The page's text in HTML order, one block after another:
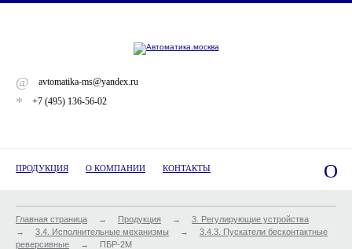
@ avtomatika-ms@yandex.ru
* +7 (495) 136-56-02
ПРОДУКЦИЯ О КОМПАНИИ КОНТАКТЫ O
Главная страница → Продукция →
3. Регулирующие устройства
→
3.4. Исполнительные механизмы →
3.4.3. Пускатели бесконтактные
реверсивные
→ ПБР-2М